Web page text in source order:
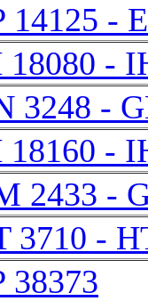
14125 -
18080 -
3248 -
18160 -
2433 -
3710 -
38373